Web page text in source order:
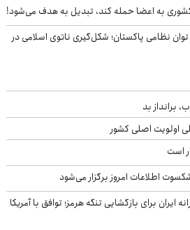
کشوری به اعضا حمله کند، تبدیل به هدف می‌شود!
توان نظامی پاکستان؛ شکل‌گیری ناتوی اسلامی در
برانداز بد
اولویت اصلی کشور
است
اطلاعات امروز برگزار می‌شود
برای بازگشایی تنگه هرمز؛ توافق با آمریکا